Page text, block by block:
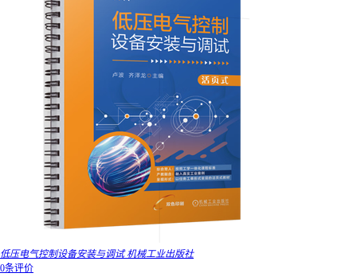
低压电气控制设备安装与调试 机械工业出版社
0条评价